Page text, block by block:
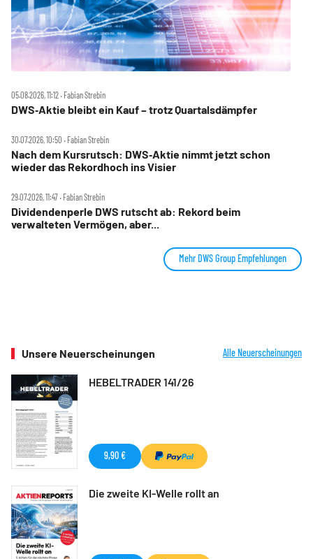
05.08.2026, 11:12 ‧ Fabian Strebin
DWS‑Aktie bleibt ein Kauf – trotz Quartalsdämpfer
30.07.2026, 10:50 ‧ Fabian Strebin
Nach dem Kursrutsch: DWS‑Aktie nimmt jetzt schon
wieder das Rekordhoch ins Visier
29.07.2026, 11:47 ‧ Fabian Strebin
Dividendenperle DWS rutscht ab: Rekord beim
verwalteten Vermögen, aber...
Mehr DWS Group Empfehlungen
Unsere Neuerscheinungen Alle Neuerscheinungen
HEBELTRADER 141/26
9,90 €
Die zweite KI-Welle rollt an